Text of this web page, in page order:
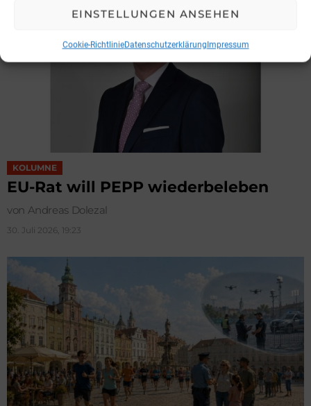
EINSTELLUNGEN ANSEHEN
Cookie-RichtlinieDatenschutzerklärungImpressum
KOLUMNE
EU-Rat will PEPP wiederbeleben
von Andreas Dolezal
30. Juli 2026, 19:23